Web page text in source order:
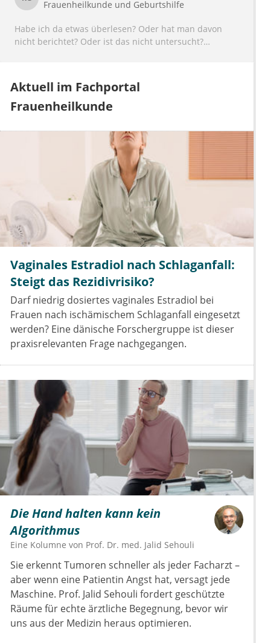
Frauenheilkunde und Geburtshilfe
Habe ich da etwas überlesen? Oder hat man davon
nicht berichtet? Oder ist das nicht untersucht?
könnte doch bei jungen Männern in Patnerschaft und
mit Konderwunsch, zumindest theoritisch, die
SITZHEIZUNG im Auto ungewollt die Fortpflanzung
Aktuell im Fachportal
Frauenheilkunde
Vaginales Estradiol nach Schlaganfall:
Steigt das Rezidivrisiko?
Darf niedrig dosiertes vaginales Estradiol bei
Frauen nach ischämischem Schlaganfall eingesetzt
werden? Eine dänische Forschergruppe ist dieser
praxisrelevanten Frage nachgegangen.
Die Hand halten kann kein
Algorithmus
Eine Kolumne von Prof. Dr. med. Jalid Sehouli
Sie erkennt Tumoren schneller als jeder Facharzt –
aber wenn eine Patientin Angst hat, versagt jede
Maschine. Prof. Jalid Sehouli fordert geschützte
Räume für echte ärztliche Begegnung, bevor wir
uns aus der Medizin heraus optimieren.